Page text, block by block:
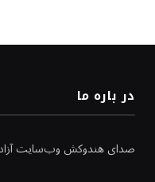
در باره ما
صدای هندوکش وب‌سایت